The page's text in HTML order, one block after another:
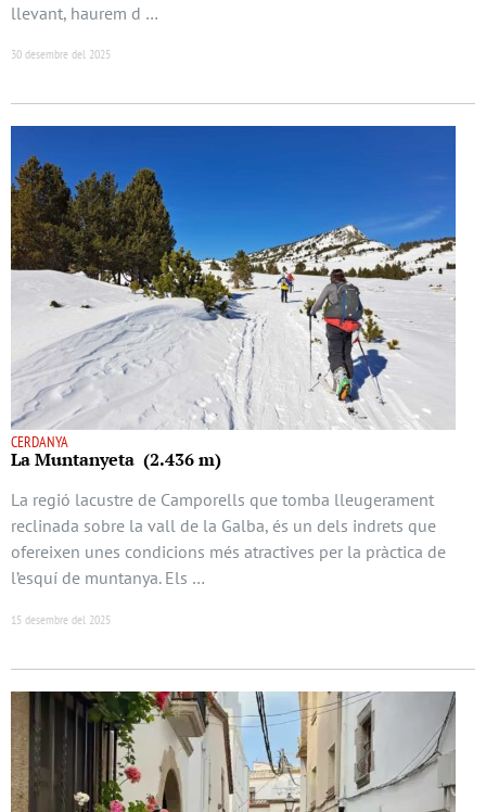
llevant, haurem d …
30 desembre del 2025
CERDANYA
La Muntanyeta (2.436 m)
La regió lacustre de Camporells que tomba lleugerament
reclinada sobre la vall de la Galba, és un dels indrets que
ofereixen unes condicions més atractives per la pràctica de
l’esquí de muntanya. Els …
15 desembre del 2025